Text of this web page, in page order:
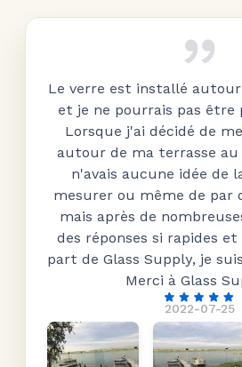
2022-07-25
Le verre est installé
et je ne pourrais pas être
Lorsque j'ai décidé de
autour de ma terrasse au
n'avais aucune idée de
mesurer ou même de par
mais après de
des réponses si rapides
part de Glass Supply, je
Merci à Glass